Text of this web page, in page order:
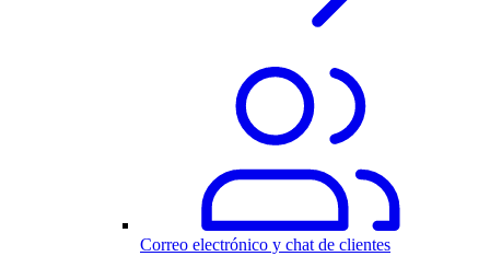
Correo electrónico y chat de clientes